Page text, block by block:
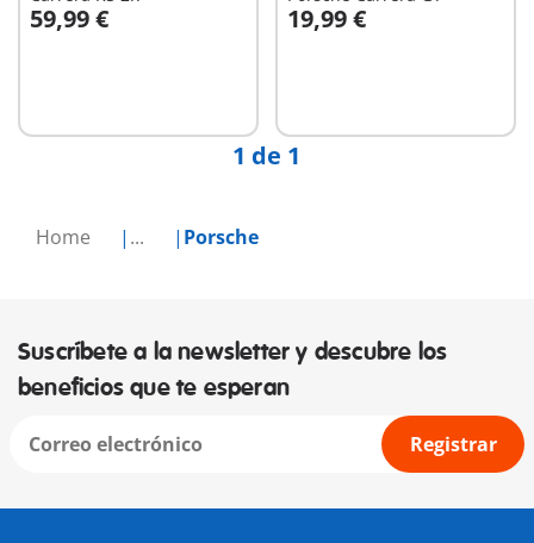
Home ... Porsche
59,99 € 19,99 €
A la cesta
1 de 1
Suscríbete a la newsletter y descubre los
beneficios que te esperan
Registrar